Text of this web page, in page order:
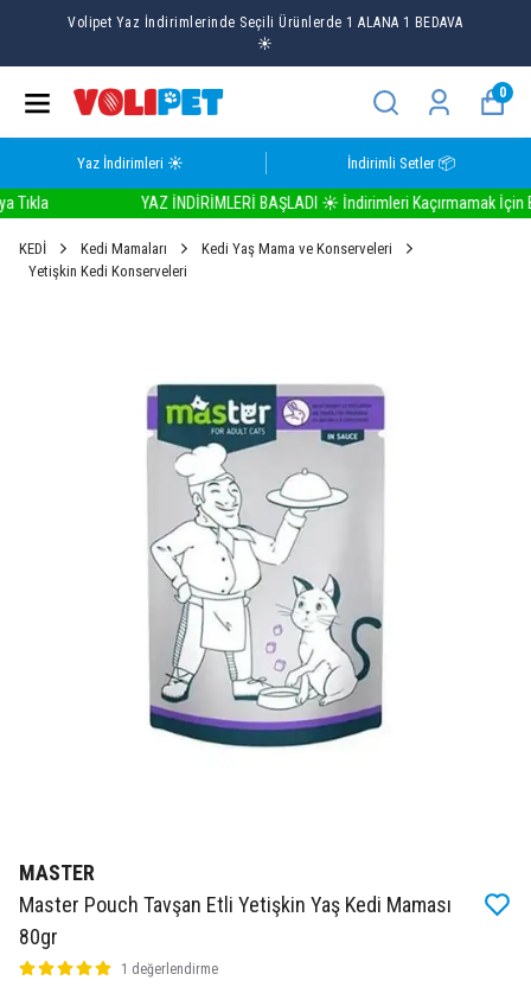
Volipet Yaz İndirimlerinde Seçili Ürünlerde 1 ALANA 1 BEDAVA
☀️
0
Yaz İndirimleri ☀️ İndirimli Setler 📦
YAZ İNDİRİMLERİ BAŞLADI ☀️ İndirimleri Kaçırmamak İçin
KEDİ Kedi Mamaları
Kedi Yaş Mama ve Konserveleri
Yetişkin Kedi Konserveleri
MASTER
Master Pouch Tavşan Etli Yetişkin Yaş Kedi Maması
80gr
1 değerlendirme